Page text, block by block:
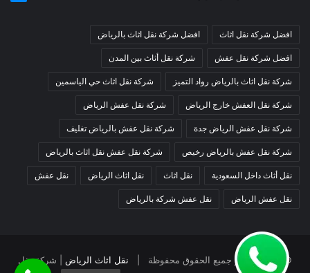
افضل شركة نقل اثاث افضل شركة نقل اثاث بالرياض
افضل شركة نقل عفش شركة نقل أثاث بين المدن
شركة نقل اثاث بالرياض رواد التميز شركة نقل اثاث حي الياسمين
شركة نقل العفش خارج الرياض شركة نقل عفش الرياض
شركة نقل عفش الرياض جدة شركة نقل عفش بالرياض تغليف
شركة نقل عفش بالرياض رخيص شركة نقل عفش نقل اثاث بالرياض
نقل أثاث داخل السعودية نقل اثاث نقل اثاث الرياض نقل عفش
نقل عفش الرياض نقل عفش شركة بالرياض
© حقوق النشر جميع الحقوق محفوظة | نقل اثاث الرياض | شركة نقل